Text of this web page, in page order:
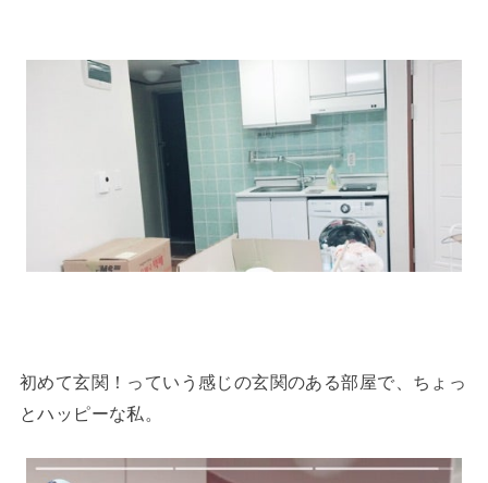
初めて玄関！っていう感じの玄関のある部屋で、ちょっ
とハッピーな私。